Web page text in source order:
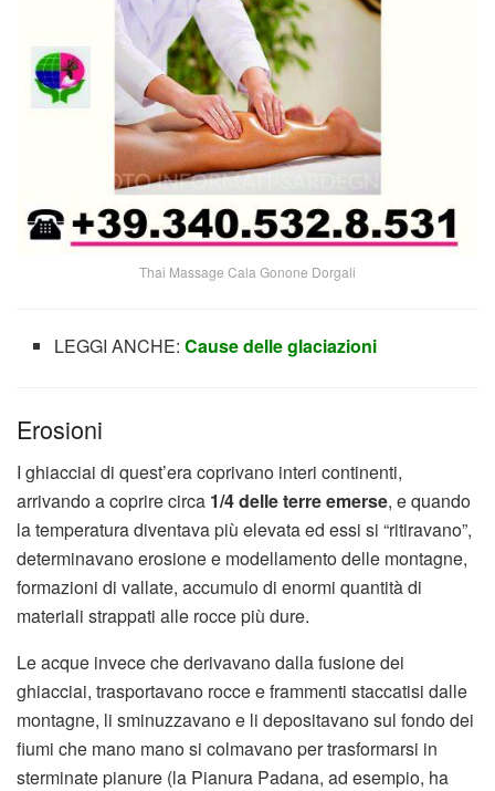
Thai Massage Cala Gonone Dorgali
LEGGI ANCHE:Cause delle glaciazioni
Erosioni
I ghiacciai di quest’era coprivano interi continenti,
arrivando a coprire circa 1/4 delle terre emerse, e quando
la temperatura diventava più elevata ed essi si “ritiravano”,
determinavano erosione e modellamento delle montagne,
formazioni di vallate, accumulo di enormi quantità di
materiali strappati alle rocce più dure.
Le acque invece che derivavano dalla fusione dei
ghiacciai, trasportavano rocce e frammenti staccatisi dalle
montagne, li sminuzzavano e li depositavano sul fondo dei
fiumi che mano mano si colmavano per trasformarsi in
sterminate pianure (la Pianura Padana, ad esempio, ha